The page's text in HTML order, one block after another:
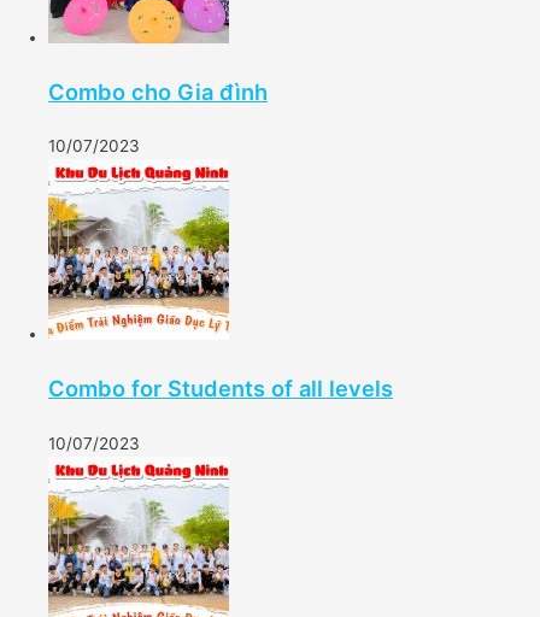
Combo cho Gia đình
10/07/2023
Combo for Students of all levels
10/07/2023